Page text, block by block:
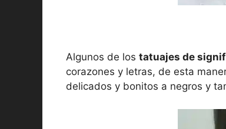
Algunos de los tatuajes de
corazones y letras, de esta
delicados y bonitos a negros y